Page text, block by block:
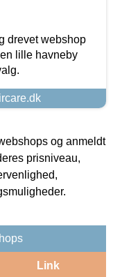
drevet webshop
lille havneby
og anmeldt
prisniveau,
Link